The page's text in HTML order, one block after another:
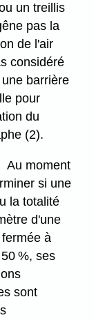
un treillis
pas la
de l'air
considéré
barrière
pour
du
(2).
Au moment
si une
la totalité
d'une
à
%, ses
sont